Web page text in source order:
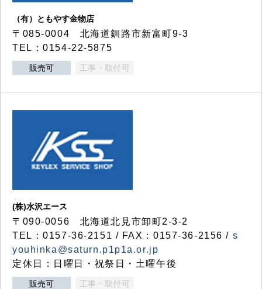
（有）ともやす金物店
〒085-0004 北海道釧路市新富町9-3
TEL：0154-22-5875
販売可 工事・取付可
(株)水沢エース
〒090-0056 北海道北見市卸町2-3-2
TEL：0157-36-2151 / FAX：0157-36-2156 / s
youhinka@saturn.p1p1a.or.jp
定休日：日曜日・祝祭日・土曜午後
販売可 工事・取付可